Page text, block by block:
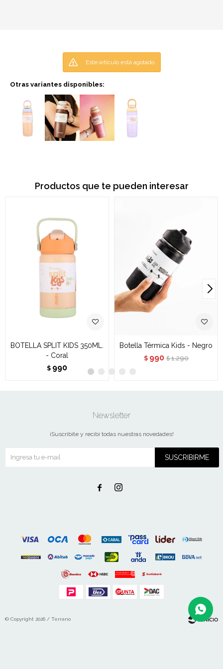
Este artículo está agotado.
Otras variantes disponibles:
Productos que te pueden interesar
BOTELLA SPLIT KIDS 350ML.
- Coral
$ 990
Botella Térmica Kids - Negro
$ 990 $ 1.290
Newsletter
¡Suscribite y recibí todas nuestras novedades!
SUSCRIBIRME
 
© Copyright 2026 / Terrano